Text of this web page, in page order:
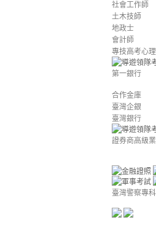
社會工作師
土木技師
地政士
會計師
專技高考心
第一銀行
合作金庫
臺灣企銀
臺灣銀行
證券商高級
臺灣警察專